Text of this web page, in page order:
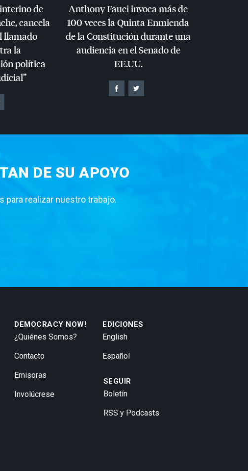
de
cancela
llamado
la
política
Anthony Fauci invoca más de
100 veces la Quinta Enmienda
de la Constitución durante una
audiencia en el Senado de
EE.UU.
DE SU APOYO
realizar nuestro trabajo.
DEMOCRACY NOW!
¿Quiénes Somos?
Contacto
Emisoras
Involúcrese
EDICIONES
English
Español
SEGUIR
Boletín
RSS y Podcasts